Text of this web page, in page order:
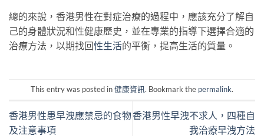
總的來說，香港男性在對症治療的過程中，應該充分了解自
己的身體狀況和性健康歷史，並在專業的指導下選擇合適的
治療方法，以期找回性生活的平衡，提高生活的質量。
This entry was posted in健康資訊. Bookmark the permalink.
香港男性患早洩應禁忌的食物
及注意事項
香港男性早洩不求人，四種自
我治療早洩方法